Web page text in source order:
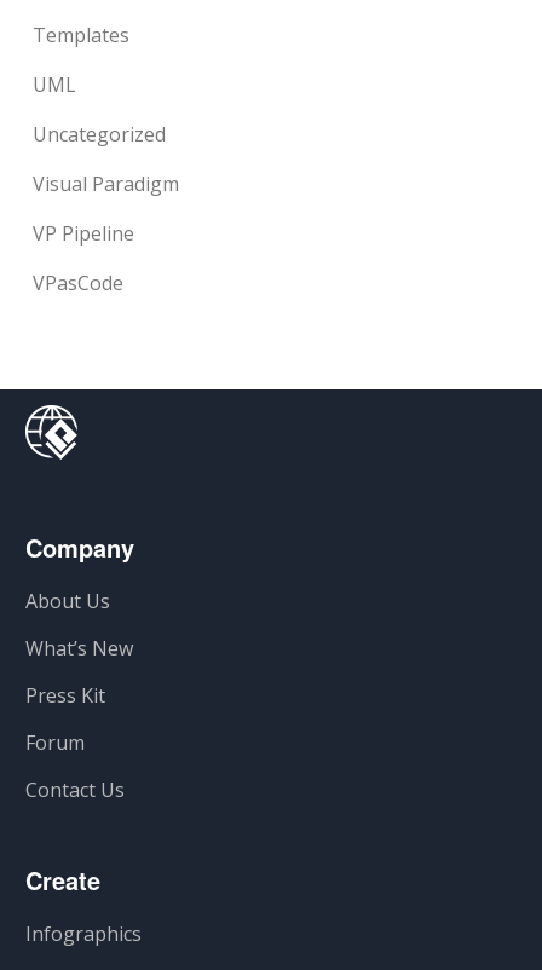
Templates
UML
Uncategorized
Visual Paradigm
VP Pipeline
VPasCode
Company
About Us
What’s New
Press Kit
Forum
Contact Us
Create
Infographics